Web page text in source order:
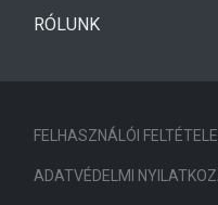
RÓLUNK
FELHASZNÁLÓI
ADATVÉDELMI